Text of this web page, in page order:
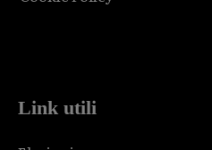
Link utili